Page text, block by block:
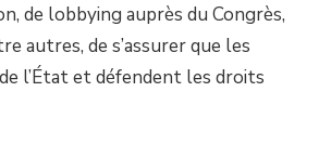
de lobbying auprès du Congrès,
autres, de s’assurer que les
l’État et défendent les droits